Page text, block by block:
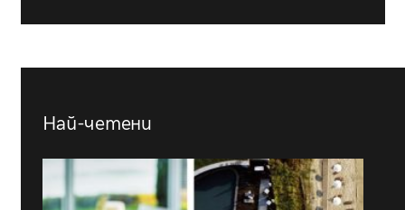
Най-четени